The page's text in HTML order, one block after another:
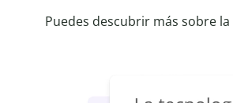
Puedes descubrir más sobre la